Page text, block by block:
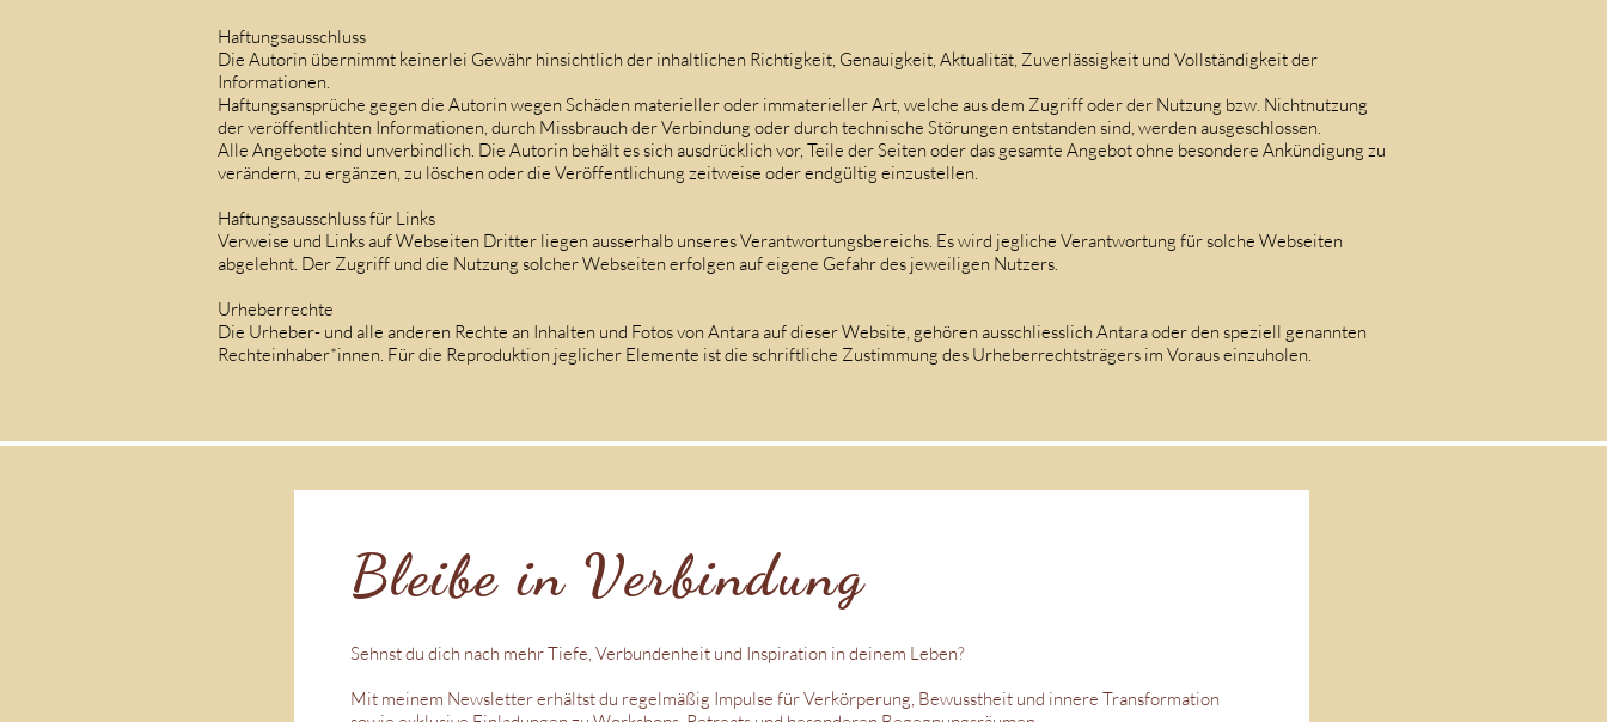
Haftungsausschluss
Die Autorin übernimmt keinerlei Gewähr hinsichtlich der inhaltlichen Richtigkeit, Genauigkeit, Aktualität, Zuverlässigkeit und Vollständigkeit der
Informationen.
Haftungsansprüche gegen die Autorin wegen Schäden materieller oder immaterieller Art, welche aus dem Zugriff oder der Nutzung bzw. Nichtnutzung
der veröffentlichten Informationen, durch Missbrauch der Verbindung oder durch technische Störungen entstanden sind, werden ausgeschlossen.
Alle Angebote sind unverbindlich. Die Autorin behält es sich ausdrücklich vor, Teile der Seiten oder das gesamte Angebot ohne besondere Ankündigung zu
verändern, zu ergänzen, zu löschen oder die Veröffentlichung zeitweise oder endgültig einzustellen.
Haftungsausschluss für Links
Verweise und Links auf Webseiten Dritter liegen ausserhalb unseres Verantwortungsbereichs. Es wird jegliche Verantwortung für solche Webseiten
abgelehnt. Der Zugriff und die Nutzung solcher Webseiten erfolgen auf eigene Gefahr des jeweiligen Nutzers.
Urheberrechte
Die Urheber- und alle anderen Rechte an Inhalten und Fotos von Antara auf dieser Website, gehören ausschliesslich Antara oder den speziell genannten
Rechteinhaber*innen. Für die Reproduktion jeglicher Elemente ist die schriftliche Zustimmung des Urheberrechtsträgers im Voraus einzuholen.
Bleibe in Verbindung​
Sehnst du dich nach mehr Tiefe, Verbundenheit und Inspiration in deinem Leben?
Mit meinem Newsletter erhältst du regelmäßig Impulse für Verkörperung, Bewusstheit und innere Transformation